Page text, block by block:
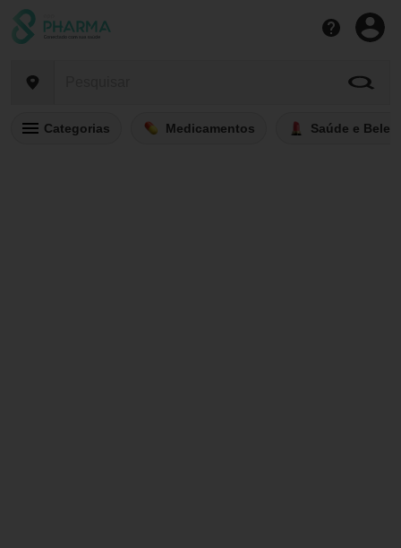
Categorias Medicamentos Saúde e